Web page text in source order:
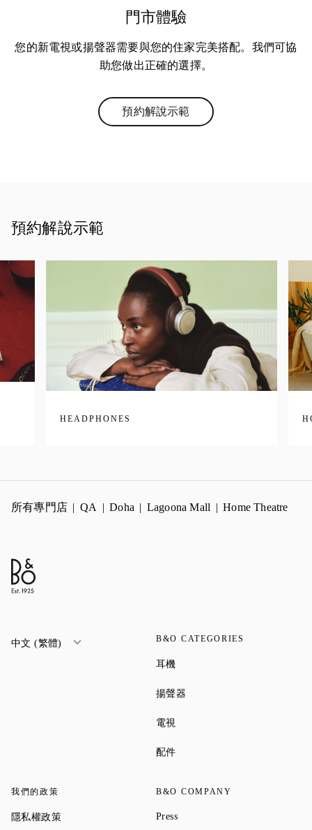
門市體驗
您的新電視或揚聲器需要與您的住家完美搭配。我們可協
助您做出正確的選擇。
預約解說示範Link Opens in New Tab
預約解說示範
HEADPHONES
所有專門店 QA Doha Lagoona Mall Home Theatre
中文 (繁體) B&O CATEGORIES
耳機Link Opens in New Tab
揚聲器
電視
配件Link Opens in New Tab
我們的政策
隱私權政策Link Opens in New Tab
B&O COMPANY
PressLink Opens in New Tab